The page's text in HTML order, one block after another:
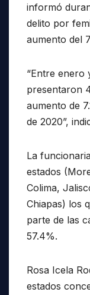
informó
delito por
aumento del
“Entre enero
presentaron
aumento de
de 2020”,
La
estados
Colima,
Chiapas) los
parte de las
57.4%.
Rosa Icela
estados